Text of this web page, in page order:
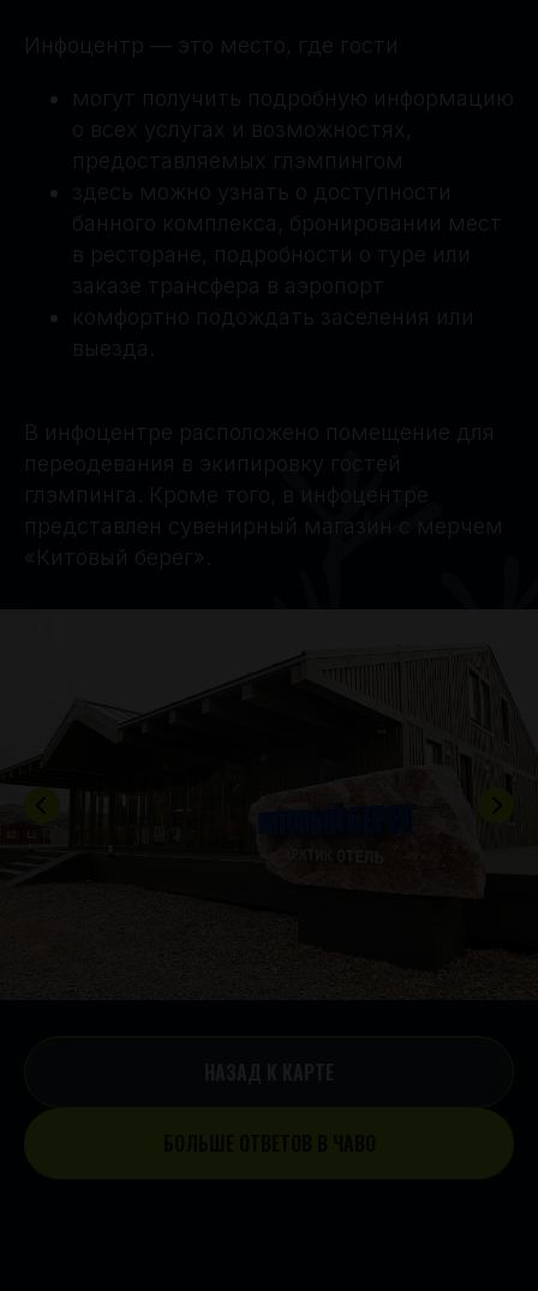
Инфоцентр — это место, где гости
могут получить подробную информацию
о всех услугах и возможностях,
предоставляемых глэмпингом
здесь можно узнать о доступности
банного комплекса, бронировании мест
в ресторане, подробности о туре или
заказе трансфера в аэропорт
комфортно подождать заселения или
выезда.
В инфоцентре расположено помещение для
переодевания в экипировку гостей
глэмпинга. Кроме того, в инфоцентре
представлен сувенирный магазин с мерчем
«Китовый берег».